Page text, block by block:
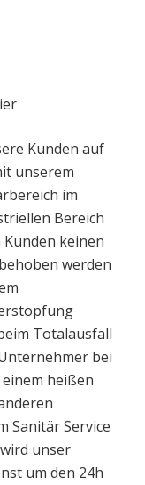
Kunden auf
unserem
im
Bereich
keinen
werden
Totalausfall
bei
heißen
Sanitär Service
unser
um den 24h